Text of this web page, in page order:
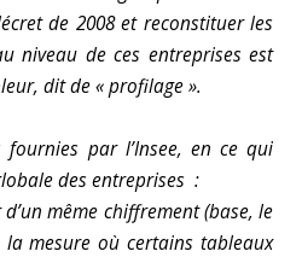
de 2008 et reconstituer les
niveau de ces entreprises est
dit de « profilage ».
fournies par l’Insee, en ce qui
des entreprises :
même chiffrement (base, le
la mesure où certains tableaux